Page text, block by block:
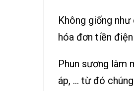
Không giống
hóa đơn tiền
Phun sương làm
áp, … từ đó